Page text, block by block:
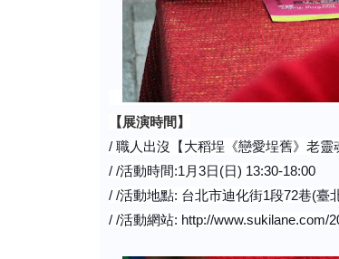
【展演時間】
/ 職人出沒【大稻埕《戀愛埕舊》老靈
/ /活動時間:1月3日(日) 13:30-18:00
/ /活動地點: 台北市迪化街1段72巷(臺
/ /活動網站: http://www.sukilane.com/